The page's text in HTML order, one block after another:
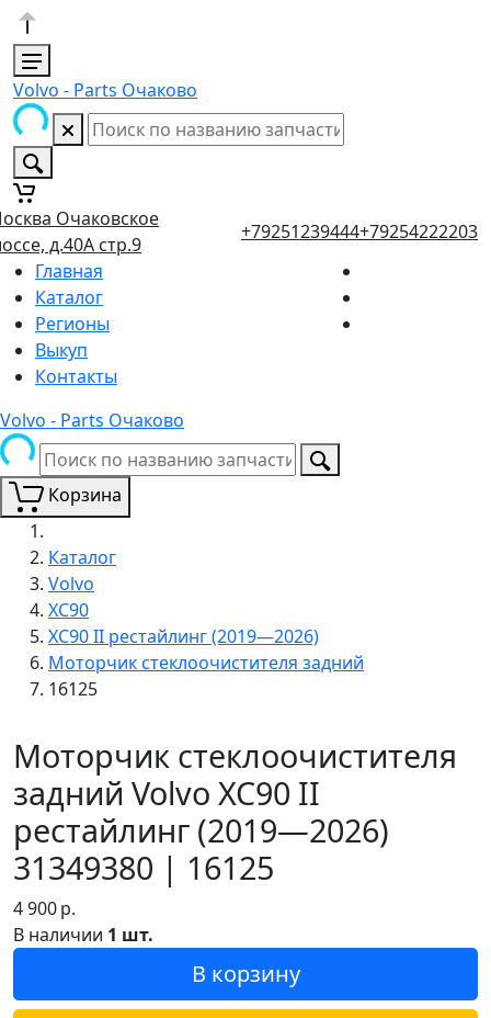
Volvo - Parts Очаково
Очаковское
д.40А стр.9
+79251239444+79254222203
Главная
Каталог
Регионы
Выкуп
Контакты
Volvo - Parts Очаково
Корзина
Каталог
Volvo
XC90
XC90 II рестайлинг (2019—2026)
Моторчик стеклоочистителя задний
16125
Моторчик стеклоочистителя
задний Volvo XC90 II
рестайлинг (2019—2026)
31349380 | 16125
4 900р.
В наличии 1 шт.
В корзину